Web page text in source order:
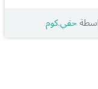
حقي.كوم